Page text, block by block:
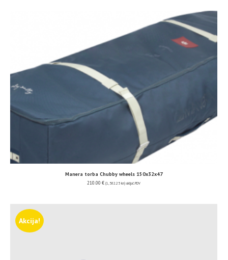
Manera torba Chubby wheels 150x32x47
210.00 € (1,582.25 kn) uključ. PDV
Akcija!